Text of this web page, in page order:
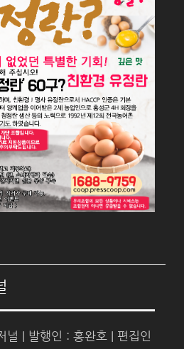
널 | 발행인 : 홍완호 | 편집인